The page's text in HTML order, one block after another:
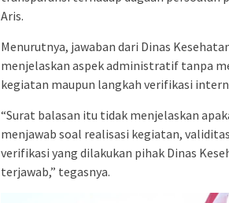
Aris.
Menurutnya, jawaban dari Dinas
menjelaskan aspek administratif tanpa
kegiatan maupun langkah verifikasi
“Surat balasan itu tidak menjelaskan
menjawab soal realisasi kegiatan,
verifikasi yang dilakukan pihak Dinas
terjawab,” tegasnya.